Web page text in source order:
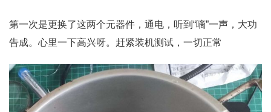
第一次是更换了这两个元器件，通电，听到“嘀”一声，大功
告成。心里一下高兴呀。赶紧装机测试，一切正常